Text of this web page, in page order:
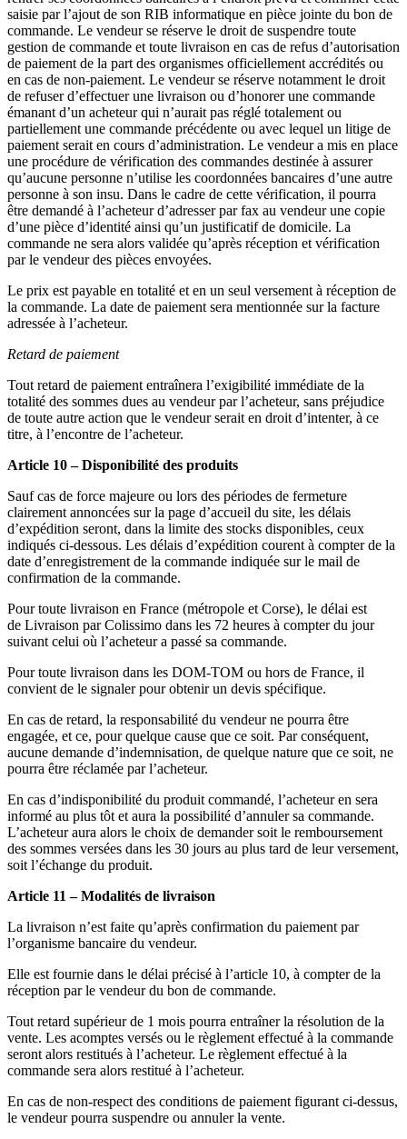
saisie par l’ajout de son RIB informatique en pièce jointe du bon de
commande. Le vendeur se réserve le droit de suspendre toute
gestion de commande et toute livraison en cas de refus d’autorisation
de paiement de la part des organismes officiellement accrédités ou
en cas de non-paiement. Le vendeur se réserve notamment le droit
de refuser d’effectuer une livraison ou d’honorer une commande
émanant d’un acheteur qui n’aurait pas réglé totalement ou
partiellement une commande précédente ou avec lequel un litige de
paiement serait en cours d’administration. Le vendeur a mis en place
une procédure de vérification des commandes destinée à assurer
qu’aucune personne n’utilise les coordonnées bancaires d’une autre
personne à son insu. Dans le cadre de cette vérification, il pourra
être demandé à l’acheteur d’adresser par fax au vendeur une copie
d’une pièce d’identité ainsi qu’un justificatif de domicile. La
commande ne sera alors validée qu’après réception et vérification
par le vendeur des pièces envoyées.
Le prix est payable en totalité et en un seul versement à réception de
la commande. La date de paiement sera mentionnée sur la facture
adressée à l’acheteur.
Retard de paiement
Tout retard de paiement entraînera l’exigibilité immédiate de la
totalité des sommes dues au vendeur par l’acheteur, sans préjudice
de toute autre action que le vendeur serait en droit d’intenter, à ce
titre, à l’encontre de l’acheteur.
Article 10 – Disponibilité des produits
Sauf cas de force majeure ou lors des périodes de fermeture
clairement annoncées sur la page d’accueil du site, les délais
d’expédition seront, dans la limite des stocks disponibles, ceux
indiqués ci-dessous. Les délais d’expédition courent à compter de la
date d’enregistrement de la commande indiquée sur le mail de
confirmation de la commande.
Pour toute livraison en France (métropole et Corse), le délai est
de Livraison par Colissimo dans les 72 heures à compter du jour
suivant celui où l’acheteur a passé sa commande.
Pour toute livraison dans les DOM-TOM ou hors de France, il
convient de le signaler pour obtenir un devis spécifique.
En cas de retard, la responsabilité du vendeur ne pourra être
engagée, et ce, pour quelque cause que ce soit. Par conséquent,
aucune demande d’indemnisation, de quelque nature que ce soit, ne
pourra être réclamée par l’acheteur.
En cas d’indisponibilité du produit commandé, l’acheteur en sera
informé au plus tôt et aura la possibilité d’annuler sa commande.
L’acheteur aura alors le choix de demander soit le remboursement
des sommes versées dans les 30 jours au plus tard de leur versement,
soit l’échange du produit.
Article 11 – Modalités de livraison
La livraison n’est faite qu’après confirmation du paiement par
l’organisme bancaire du vendeur.
Elle est fournie dans le délai précisé à l’article 10, à compter de la
réception par le vendeur du bon de commande.
Tout retard supérieur de 1 mois pourra entraîner la résolution de la
vente. Les acomptes versés ou le règlement effectué à la commande
seront alors restitués à l’acheteur. Le règlement effectué à la
commande sera alors restitué à l’acheteur.
En cas de non-respect des conditions de paiement figurant ci-dessus,
le vendeur pourra suspendre ou annuler la vente.